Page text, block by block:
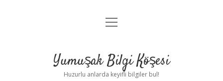
Anasayfa
Yasal Uyarı
menüyü
Yumuşak Bilgi Köşesi
Huzurlu anlarda keyifli bilgiler bul!